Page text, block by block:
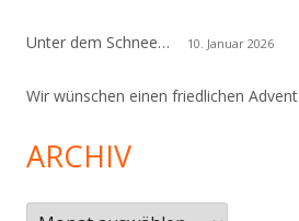
Unter dem Schnee… 10. Januar 2026
Wir wünschen einen friedlichen Advent
ARCHIV